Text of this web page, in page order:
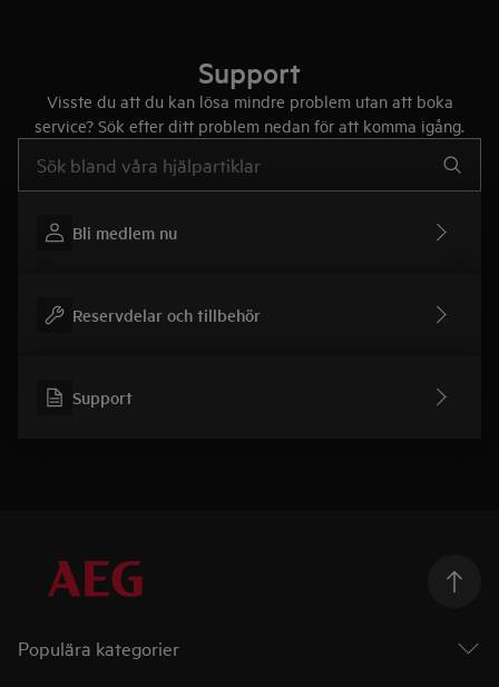
Support
Visste du att du kan lösa mindre problem utan att boka
service? Sök efter ditt problem nedan för att komma igång.
Bli medlem nu
Reservdelar och tillbehör
Support
Populära kategorier